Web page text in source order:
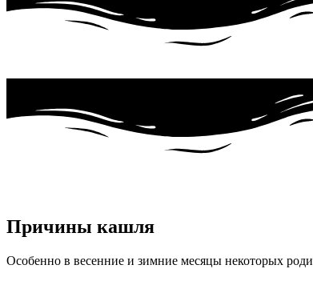
Причины кашля
Особенно в весенние и зимние месяцы некоторых